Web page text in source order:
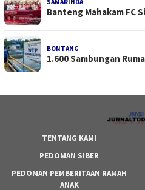
Banteng Mahakam FC
BONTANG
1.600 Sambungan
TENTANG KAMI
PEDOMAN SIBER
PEDOMAN PEMBERITAAN RAMAH
ANAK